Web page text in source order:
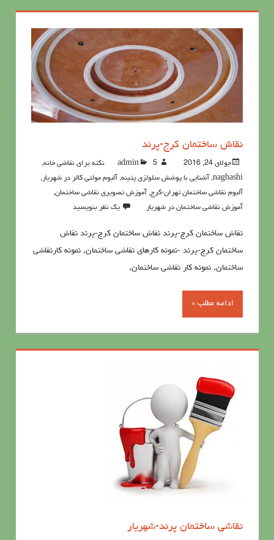
نقاش ساختمان کرج-پرند
جولای 24, 2016 admin 5نکته برای نقاشی خانه
,
naghashi
, آشنايي با پوشش سلولزي پتينه, آلبوم مولتی کالر در شهریار,
آلبوم نقاشی ساختمان تهران-کرج, آموزش تصویری نقاشی ساختمان,
آموزش نقاشی ساختمان در شهریار
یک نظر بنویسید
نقاش ساختمان کرج-پرند نقاش ساختمان کرج-پرند نقاش
ساختمان کرج-پرند -نمونه کارهای نقاشی ساختمان, نمونه کارنقاشی
ساختمان, نمونه کار نقاشی ساختمان,
ادامه مطلب »
نقاشی ساختمان پرند-شهریار